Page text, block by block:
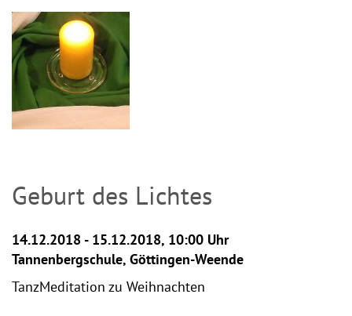
Geburt des Lichtes
14.12.2018 - 15.12.2018, 10:00 Uhr
Tannenbergschule, Göttingen-Weende
TanzMeditation zu Weihnachten